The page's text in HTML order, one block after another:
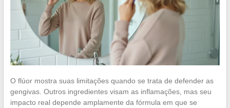
O flúor mostra suas limitações quando se trata de defender as
gengivas. Outros ingredientes visam as inflamações, mas seu
impacto real depende amplamente da fórmula em que se